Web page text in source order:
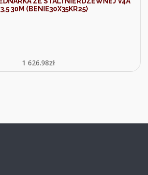
30M (BENIE30X35KR25)
1 626.98zł